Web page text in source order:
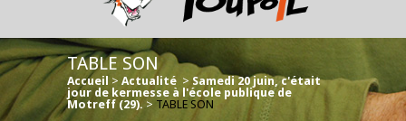
TABLE SON
Accueil > Actualité > Samedi 20 juin, c'était
jour de kermesse à l'école publique de
Motreff (29). > TABLE SON